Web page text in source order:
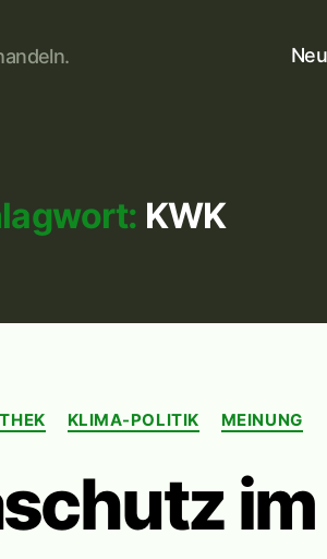
KWK
Kategorien
KLIMA-POLITIK MEINUNG
im